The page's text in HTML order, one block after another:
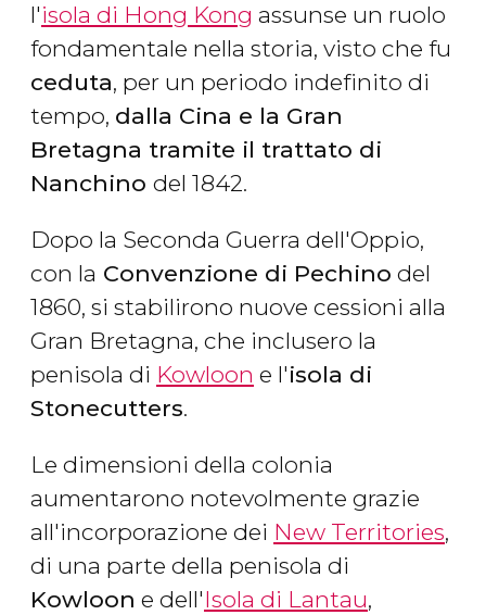
l'isola di Hong Kong assunse un ruolo
fondamentale nella storia, visto che fu
ceduta, per un periodo indefinito di
tempo, dalla Cina e la Gran
Bretagna tramite il trattato di
Nanchino del 1842.
Dopo la Seconda Guerra dell'Oppio,
con la Convenzione di Pechino del
1860, si stabilirono nuove cessioni alla
Gran Bretagna, che inclusero la
penisola di Kowloon e l'isola di
Stonecutters.
Le dimensioni della colonia
aumentarono notevolmente grazie
all'incorporazione dei New Territories,
di una parte della penisola di
Kowloon e dell'Isola di Lantau,